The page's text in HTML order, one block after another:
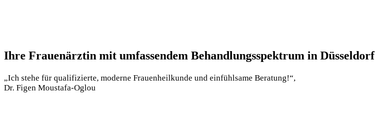
Ihre Frauenärztin mit umfassendem Behandlungsspektrum in Düsseldorf
„Ich stehe für qualifizierte, moderne Frauenheilkunde und einfühlsame Beratung!“,
Dr. Figen Moustafa-Oglou